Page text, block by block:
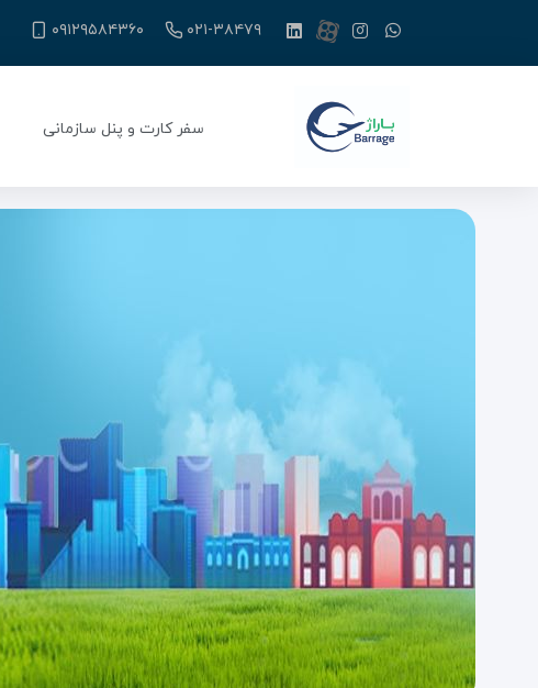
۰۲۱-۳۸۴۷۹ ۰۹۱۲۹۵۸۴۳۶۰
سفر کارت و پنل سازمانی